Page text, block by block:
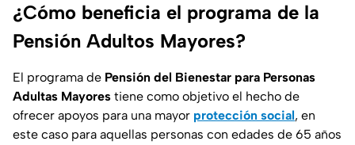
¿Cómo beneficia el programa de la
Pensión Adultos Mayores?
El programa de Pensión del Bienestar para Personas
Adultas Mayores tiene como objetivo el hecho de
ofrecer apoyos para una mayor protección social, en
este caso para aquellas personas con edades de 65 años